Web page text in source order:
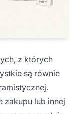
z których
są równie
zakupu lub innej